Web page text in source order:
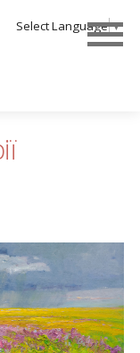
Select Language▼